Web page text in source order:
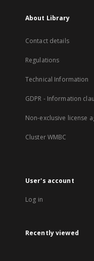
About Library
Contact details
Regulations
Technical Information
GDPR - Information
Non-exclusive license
Cluster WMBC
User's account
Log in
Recently viewed